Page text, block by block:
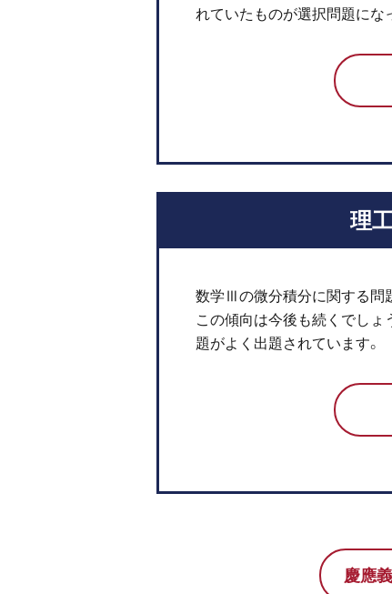
れていたものが選択問題にな
理
数学Ⅲの微分積分に関する問
この傾向は今後も続くでしょ
題がよく出題されています。
慶應